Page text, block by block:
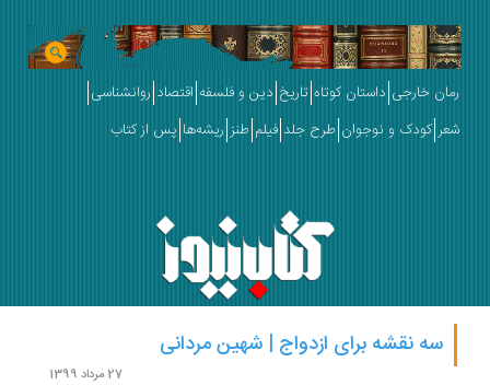
خارجی داستان کوتاه تاریخ دین و فلسفه اقتصاد روانشناسی
کودک و نوجوان طرح جلد فیلم طنز ریشه‌ها پس از کتاب
سه نقشه برای ازدواج | شهین مردانی